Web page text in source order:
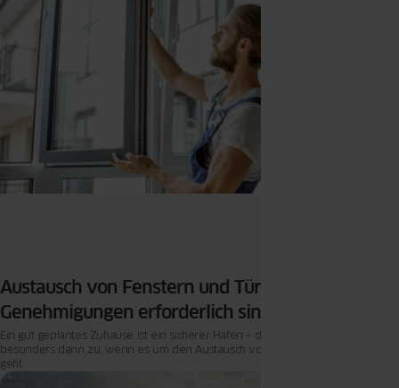
Austausch von Fenstern und Türen – wann
Genehmigungen erforderlich sind
Ein gut geplantes Zuhause ist ein sicherer Hafen – dieser Gedanke trifft
besonders dann zu, wenn es um den Austausch von Fenstern und Türen
geht.